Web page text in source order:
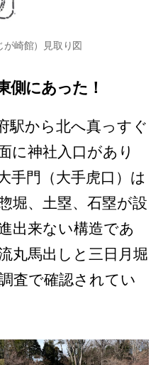
が崎館）見取り図
側にあった！
駅から北へ真っすぐ
に神社入口があり
手門（大手虎口）は
堀、土塁、石塁が設
出来ない構造であ
丸馬出しと三日月堀
査で確認されてい